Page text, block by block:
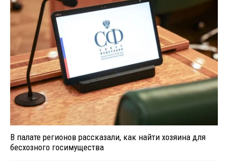
В палате регионов рассказали, как найти хозяина для
бесхозного госимущества